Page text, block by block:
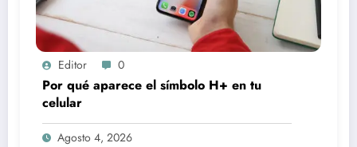
Editor 0
Por qué aparece el símbolo H+ en tu
celular
Agosto 4, 2026